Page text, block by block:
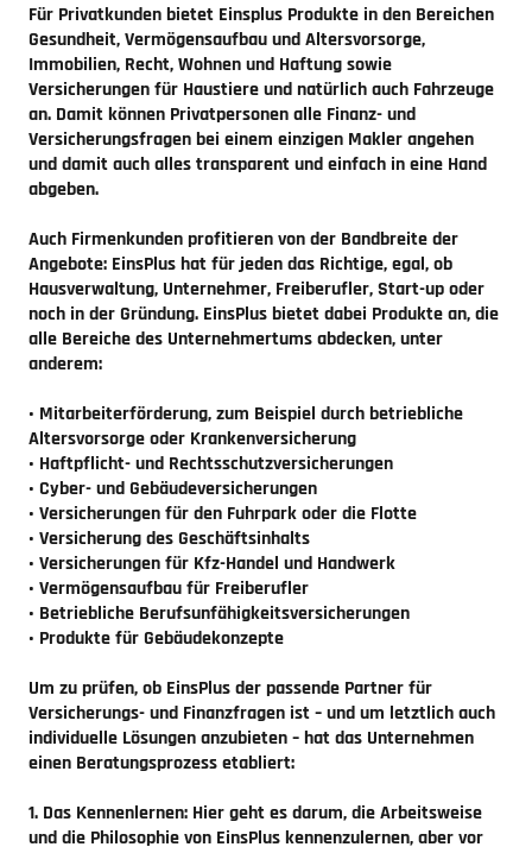
Für Privatkunden bietet Einsplus Produkte in den Bereichen
Gesundheit, Vermögensaufbau und Altersvorsorge,
Immobilien, Recht, Wohnen und Haftung sowie
Versicherungen für Haustiere und natürlich auch Fahrzeuge
an. Damit können Privatpersonen alle Finanz- und
Versicherungsfragen bei einem einzigen Makler angehen
und damit auch alles transparent und einfach in eine Hand
abgeben.
Auch Firmenkunden profitieren von der Bandbreite der
Angebote: EinsPlus hat für jeden das Richtige, egal, ob
Hausverwaltung, Unternehmer, Freiberufler, Start-up oder
noch in der Gründung. EinsPlus bietet dabei Produkte an, die
alle Bereiche des Unternehmertums abdecken, unter
anderem:
• Mitarbeiterförderung, zum Beispiel durch betriebliche
Altersvorsorge oder Krankenversicherung
• Haftpflicht- und Rechtsschutzversicherungen
• Cyber- und Gebäudeversicherungen
• Versicherungen für den Fuhrpark oder die Flotte
• Versicherung des Geschäftsinhalts
• Versicherungen für Kfz-Handel und Handwerk
• Vermögensaufbau für Freiberufler
• Betriebliche Berufsunfähigkeitsversicherungen
• Produkte für Gebäudekonzepte
Um zu prüfen, ob EinsPlus der passende Partner für
Versicherungs- und Finanzfragen ist – und um letztlich auch
individuelle Lösungen anzubieten – hat das Unternehmen
einen Beratungsprozess etabliert:
1. Das Kennenlernen: Hier geht es darum, die Arbeitsweise
und die Philosophie von EinsPlus kennenzulernen, aber vor